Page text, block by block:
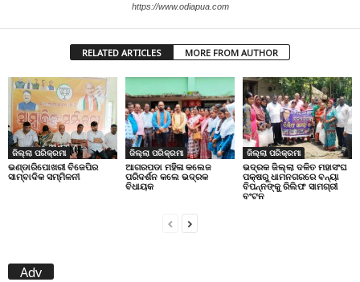
https://www.odiapua.com
RELATED ARTICLES MORE FROM AUTHOR
ଜିଲ୍ଲା ପରିକ୍ରମା
ଭଣ୍ଡାରିପୋଖରୀ ବିଜେପିର
ସାମ୍ବାଦିକ ସମ୍ମିଳନୀ
ଜିଲ୍ଲା ପରିକ୍ରମା
ଆଗରପଡା ମହିଳା କଲେଜ
ପରିଦର୍ଶନ କଲେ ଭଦ୍ରକ
ବିଧାୟକ
ଜିଲ୍ଲା ପରିକ୍ରମା
ଭଦ୍ରକ ଜିଲ୍ଲା ଦଳିତ ମହାସଂଘ
ପକ୍ଷରୁ ଧାମନଗରରେ ବନ୍ୟା
ବିପନ୍ନଙ୍କୁ ରିଲିଫ ସାମଗ୍ରୀ
ବଂଟନ
Adv